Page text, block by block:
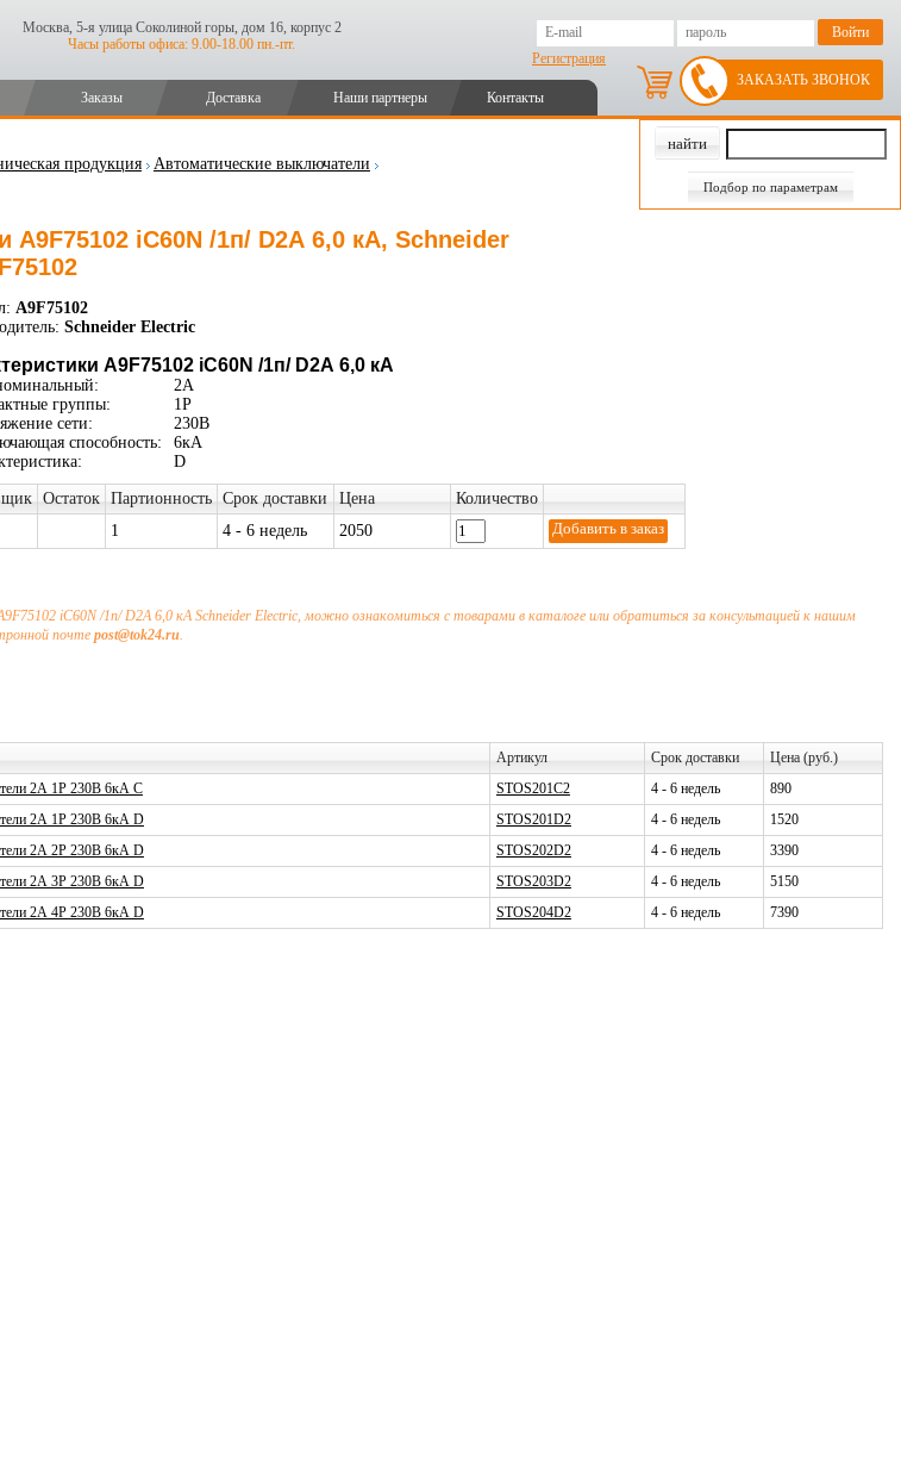
Москва, 5-я улица Соколиной горы, дом 16, корпус 2
Часы работы офиса: 9.00-18.00 пн.-пт.
Регистрация
Заказы Доставка Наши партнеры Контакты
ЗАКАЗАТЬ ЗВОНОК
Подбор по параметрам
продукция Автоматические выключатели
iC60N /1п/ D2А 6,0 кА, Schneider
A9F75102
Schneider Electric
A9F75102 iC60N /1п/ D2А 6,0 кА
2А
группы:
1P
сети:
230В
способность:
6кА
D
Остаток Партионность Срок доставки Цена
Количество
1 4 - 6 недель 2050
iC60N /1п/ D2А 6,0 кА Schneider Electric, можно ознакомиться с товарами в каталоге или обратиться за консультацией к нашим
почте post@tok24.ru.
Артикул Срок доставки
Цена (руб.)
2А 1P 230В 6кА C STOS201C2 4 - 6 недель
890
2А 1P 230В 6кА D STOS201D2 4 - 6 недель
1520
2А 2P 230В 6кА D STOS202D2 4 - 6 недель
3390
2А 3P 230В 6кА D STOS203D2 4 - 6 недель
5150
2А 4P 230В 6кА D STOS204D2 4 - 6 недель 7390